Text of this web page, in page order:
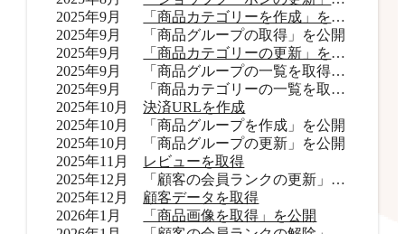
2025年9月
「商品カテゴリーを作成」を公開
2025年9月
「商品グループの取得」を公開
2025年9月
「商品カテゴリーの更新」を公開
2025年9月
「商品グループの一覧を取得」をアップデート
2025年9月
「商品カテゴリーの一覧を取得」をアップデート
2025年10月
決済URLを作成
2025年10月
「商品グループを作成」を公開
2025年10月
「商品グループの更新」を公開
2025年11月
レビューを取得
2025年12月
「顧客の会員ランクの更新」を公開
2025年12月
顧客データを取得
2026年1月
「商品画像を取得」を公開